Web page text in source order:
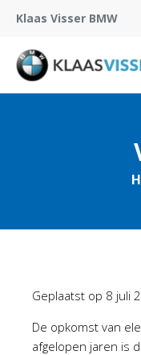
Klaas Visser BMW
Geplaatst op 8 juli
De opkomst van
afgelopen jaren is